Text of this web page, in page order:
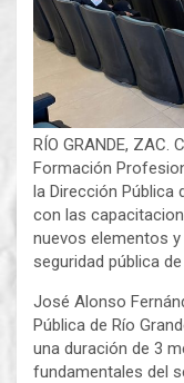
RÍO GRANDE,
Formación
la Dirección Pública
con las
nuevos elementos
seguridad pública
José Alonso
Pública de Río
una duración de 3
fundamentales del